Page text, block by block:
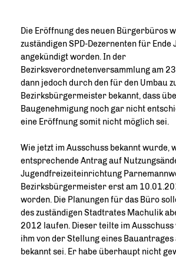
Die Eröffnung des neuen Bürgerbüros
zuständigen SPD-Dezernenten für Ende
angekündigt worden. In der
Bezirksverordnetenversammlung am
dann jedoch durch den für den Umbau
Bezirksbürgermeister bekannt, dass
Baugenehmigung noch gar nicht
eine Eröffnung somit nicht möglich sei.
Wie jetzt im Ausschuss bekannt wurde,
entsprechende Antrag auf
Jugendfreizeiteinrichtung
Bezirksbürgermeister erst am
worden. Die Planungen für das Büro
des zuständigen Stadtrates Machulik
2012 laufen. Dieser teilte im
ihm von der Stellung eines
bekannt sei. Er habe überhaupt nicht